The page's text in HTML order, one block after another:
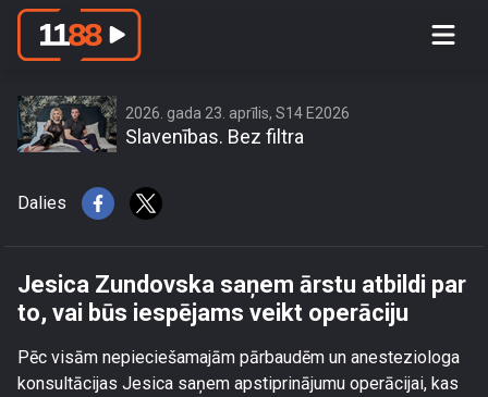
Jesica Zundovska saņem ārstu atbildi
2026. gada 23. aprīlis, S14 E2026
Slavenības. Bez filtra
Dalies
Jesica Zundovska saņem ārstu atbildi par
to, vai būs iespējams veikt operāciju
Pēc visām nepieciešamajām pārbaudēm un anesteziologa
konsultācijas Jesica saņem apstiprinājumu operācijai, kas